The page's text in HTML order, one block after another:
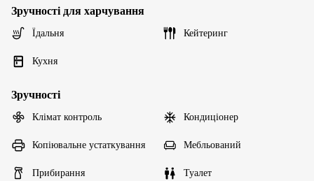
Зручності для харчування
Їдальня Кейтеринг
Кухня
Зручності
Клімат контроль Кондиціонер
Копіювальне устаткування Мебльований
Прибирання Туалет